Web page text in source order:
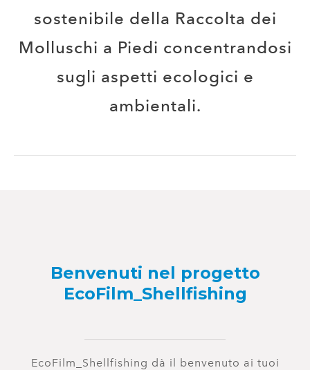
sostenibile della Raccolta dei
Molluschi a Piedi concentrandosi
sugli aspetti ecologici e
ambientali.
Benvenuti nel progetto
EcoFilm_Shellfishing
EcoFilm_Shellfishing dà il benvenuto ai tuoi